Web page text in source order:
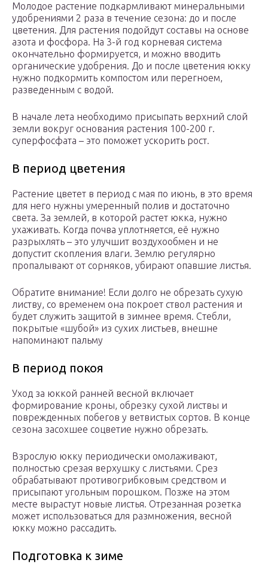
Молодое растение подкармливают минеральными
удобрениями 2 раза в течение сезона: до и после
цветения. Для растения подойдут составы на основе
азота и фосфора. На 3-й год корневая система
окончательно формируется, и можно вводить
органические удобрения. До и после цветения юкку
нужно подкормить компостом или перегноем,
разведенным с водой.
В начале лета необходимо присыпать верхний слой
земли вокруг основания растения 100-200 г.
суперфосфата – это поможет ускорить рост.
В период цветения
Растение цветет в период с мая по июнь, в это время
для него нужны умеренный полив и достаточно
света. За землей, в которой растет юкка, нужно
ухаживать. Когда почва уплотняется, её нужно
разрыхлять – это улучшит воздухообмен и не
допустит скопления влаги. Землю регулярно
пропалывают от сорняков, убирают опавшие листья.
Обратите внимание! Если долго не обрезать сухую
листву, со временем она покроет ствол растения и
будет служить защитой в зимнее время. Стебли,
покрытые «шубой» из сухих листьев, внешне
напоминают пальму
В период покоя
Уход за юккой ранней весной включает
формирование кроны, обрезку сухой листвы и
поврежденных побегов у ветвистых сортов. В конце
сезона засохшее соцветие нужно обрезать.
Взрослую юкку периодически омолаживают,
полностью срезая верхушку с листьями. Срез
обрабатывают противогрибковым средством и
присыпают угольным порошком. Позже на этом
месте вырастут новые листья. Отрезанная розетка
может использоваться для размножения, весной
юкку можно рассадить.
Подготовка к зиме